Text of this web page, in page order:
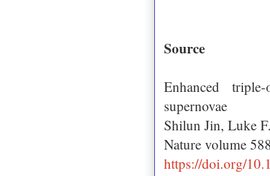
Source
Enhanced
supernovae
Shilun Jin, Luke
Nature volume
https://doi.org/